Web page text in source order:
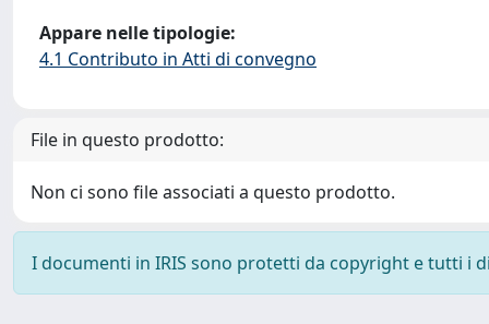
Appare nelle tipologie:
4.1 Contributo in Atti di convegno
File in questo prodotto:
Non ci sono file associati a questo prodotto.
I documenti in IRIS sono protetti da copyright e tutti i